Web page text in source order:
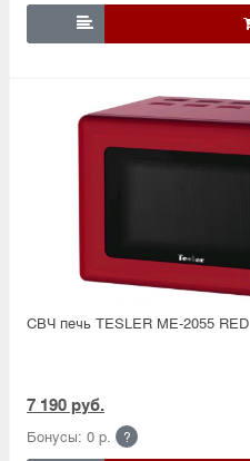

СВЧ печь TESLER ME-2055 RED
7 190 руб.
Бонусы: 0 р. ?